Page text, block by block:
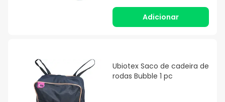
Adicionar
Ubiotex Saco de cadeira de
rodas Bubble 1 pc